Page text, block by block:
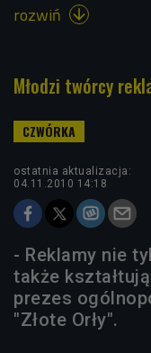
rozwiń 
Młodzi twórcy
ostatnia aktualizacja:
04.11.2010 14:18
- Reklamy nie
także
prezes
"Złote Orły".